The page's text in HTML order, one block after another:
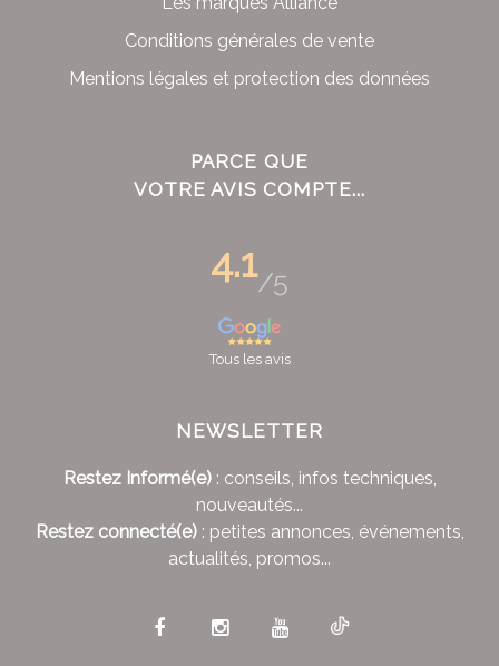
Conditions générales de vente
Mentions légales et protection des données
PARCE QUE
VOTRE AVIS COMPTE...
4.1/5
Tous les avis
NEWSLETTER
Restez Informé(e): conseils, infos techniques,
nouveautés...
Restez connecté(e): petites annonces, événements,
actualités, promos...